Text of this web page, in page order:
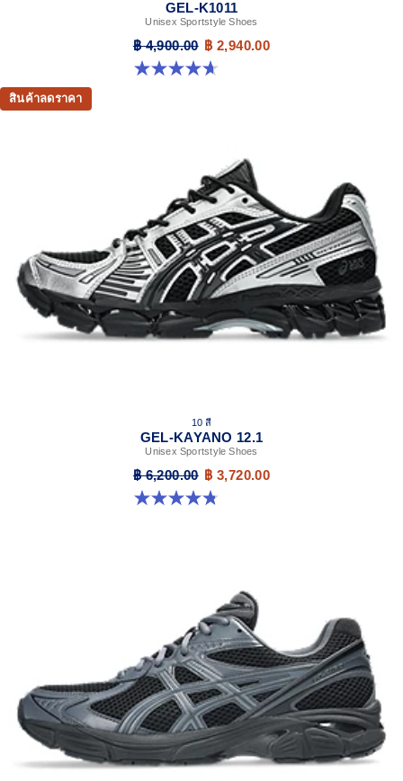
GEL-K1011
Unisex Sportstyle Shoes
฿ 4,900.00 ฿ 2,940.00
4.7 จาก 5 ดาว 6 รีวิว
สินค้าลดราคา
10 สี
GEL-KAYANO 12.1
Unisex Sportstyle Shoes
฿ 6,200.00 ฿ 3,720.00
4.8 จาก 5 ดาว 208 รีวิว